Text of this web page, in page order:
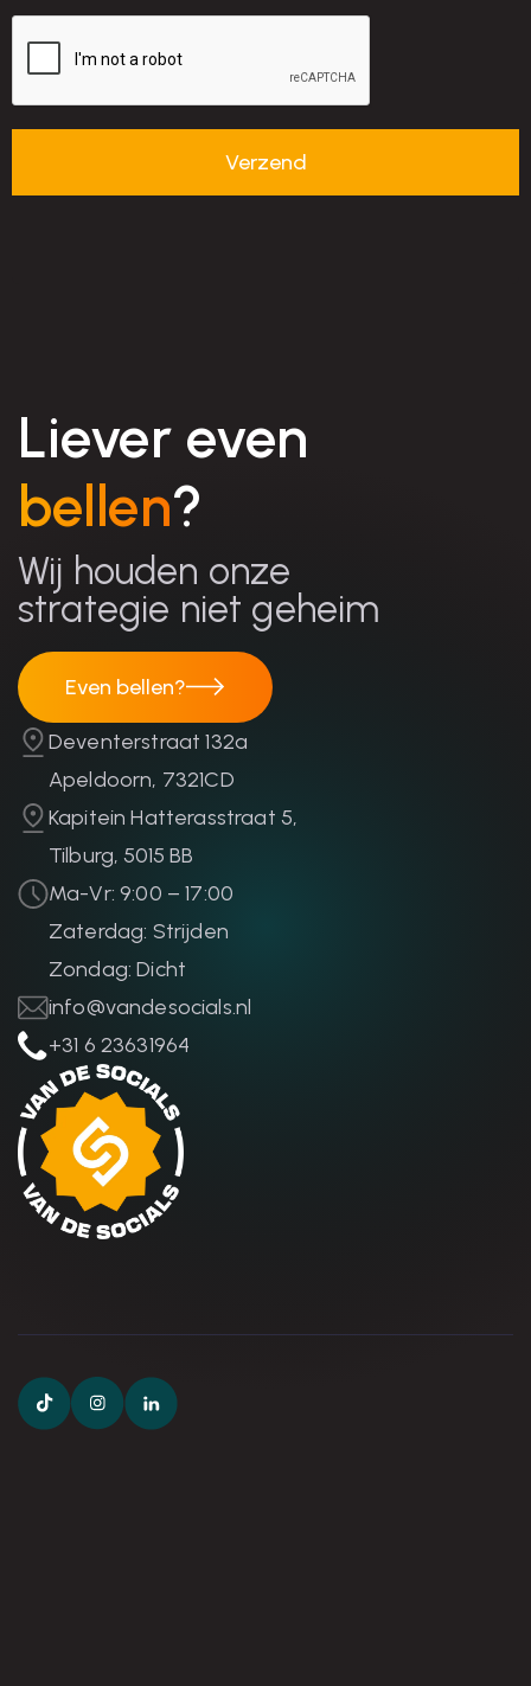
Liever even
bellen?
Wij houden onze
strategie niet geheim
Even bellen?
Deventerstraat 132a
Apeldoorn, 7321CD
Kapitein Hatterasstraat 5,
Tilburg, 5015 BB
Ma-Vr: 9:00 – 17:00
Zaterdag: Strijden
Zondag: Dicht
info@vandesocials.nl
+31 6 23631964